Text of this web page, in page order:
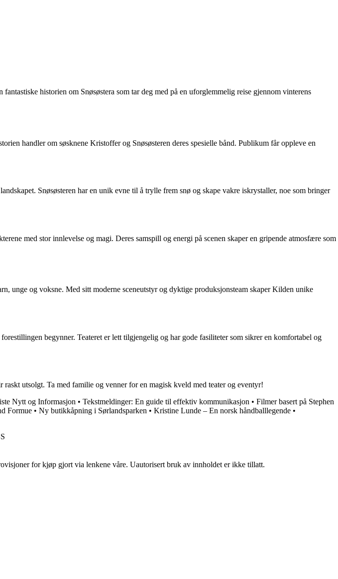
historien om Snøsøstera som tar deg med på en uforglemmelig reise gjennom vinterens
handler om søsknene Kristoffer og Snøsøsteren deres spesielle bånd. Publikum får oppleve en
Snøsøsteren har en unik evne til å trylle frem snø og skape vakre iskrystaller, noe som bringer
med stor innlevelse og magi. Deres samspill og energi på scenen skaper en gripende atmosfære som
unge og voksne. Med sitt moderne sceneutstyr og dyktige produksjonsteam skaper Kilden unike
begynner. Teateret er lett tilgjengelig og har gode fasiliteter som sikrer en komfortabel og
utsolgt. Ta med familie og venner for en magisk kveld med teater og eventyr!
Nytt og Informasjon • Tekstmeldinger: En guide til effektiv kommunikasjon • Filmer basert på Stephen
Formue • Ny butikkåpning i Sørlandsparken • Kristine Lunde – En norsk håndballlegende •
for kjøp gjort via lenkene våre. Uautorisert bruk av innholdet er ikke tillatt.